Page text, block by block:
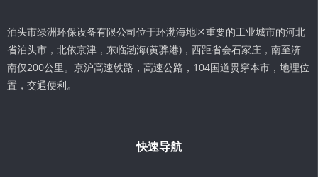
泊头市绿洲环保设备有限公司位于环渤海地区重要的工业城市的河北
省泊头市，北依京津，东临渤海(黄骅港)，西距省会石家庄，南至济
南仅200公里。京沪高速铁路，高速公路，104国道贯穿本市，地理位
置，交通便利。
快速导航